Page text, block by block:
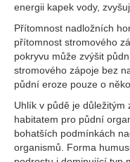
energii kapek vody,
Přítomnost nadložních
přítomnost stromového
pokryvu může zvýšit
stromového zápoje bez
půdní eroze pouze o
Uhlík v půdě je důležitým
habitatem pro půdní
bohatších podmínkách
organismů. Forma